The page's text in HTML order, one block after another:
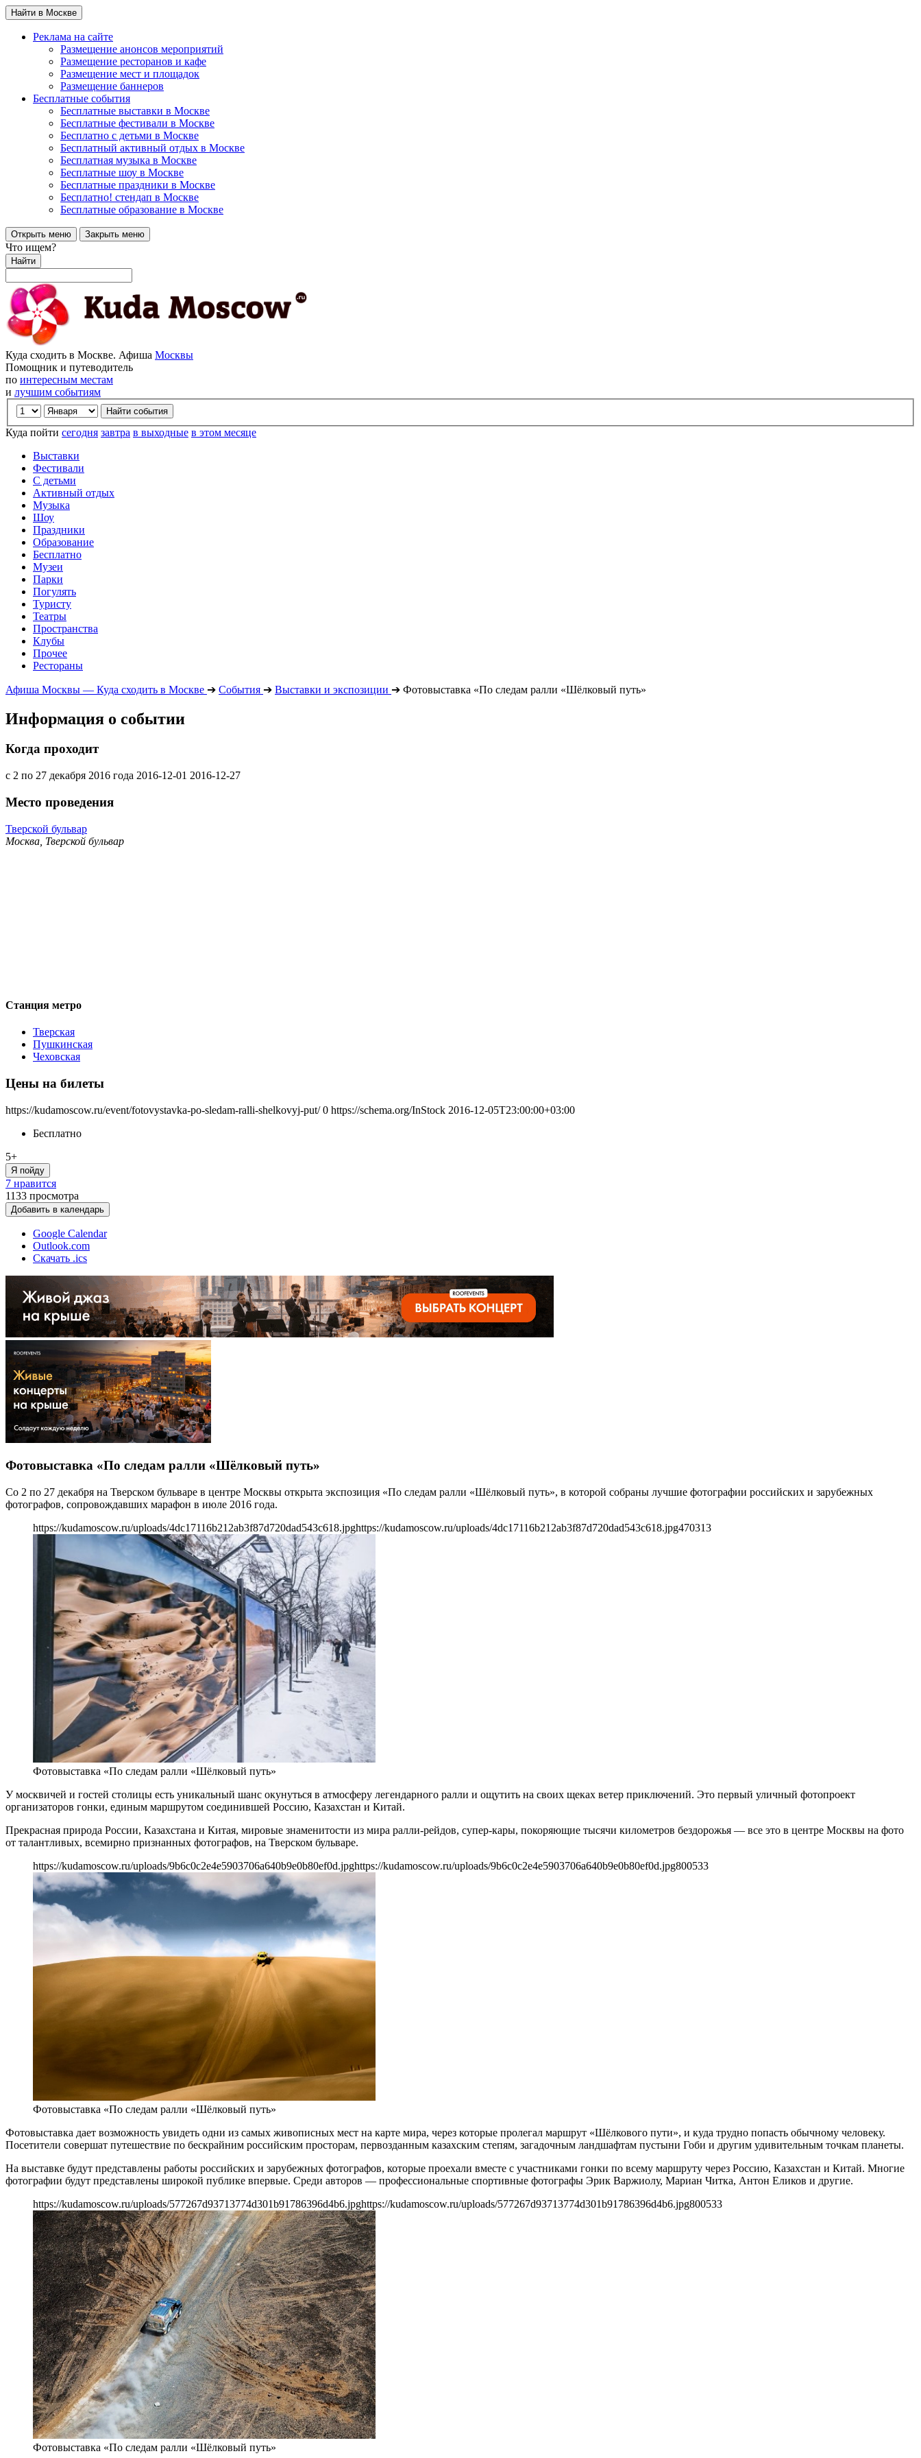
Найти в Москве
Реклама на сайте
Размещение анонсов мероприятий
Размещение ресторанов и кафе
Размещение мест и площадок
Размещение баннеров
Бесплатные события
Бесплатные выставки в Москве
Бесплатные фестивали в Москве
Бесплатно с детьми в Москве
Бесплатный активный отдых в Москве
Бесплатная музыка в Москве
Бесплатные шоу в Москве
Бесплатные праздники в Москве
Бесплатно! стендап в Москве
Бесплатные образование в Москве
Открыть меню Закрыть меню
Что ищем?
Найти
Куда сходить в Москве. Афиша Москвы
Помощник и путеводитель
по интересным местам
и лучшим событиям
Куда пойти сегодня завтра в выходные в этом месяце
Выставки
Фестивали
С детьми
Активный отдых
Музыка
Шоу
Праздники
Образование
Бесплатно
Музеи
Парки
Погулять
Туристу
Театры
Пространства
Клубы
Прочее
Рестораны
Афиша Москвы — Куда сходить в Москве ➔ События ➔ Выставки и экспозиции ➔ Фотовыставка «По следам ралли «Шёлковый путь»
Информация о событии
Когда проходит
с 2 по 27 декабря 2016 года 2016-12-01 2016-12-27
Место проведения
Тверской бульвар
Москва, Тверской бульвар
Станция метро
Тверская
Пушкинская
Чеховская
Цены на билеты
https://kudamoscow.ru/event/fotovystavka-po-sledam-ralli-shelkovyj-put/ 0 https://schema.org/InStock 2016-12-05T23:00:00+03:00
Бесплатно
5+
Я пойду
7 нравится
1133 просмотра
Добавить в календарь
Google Calendar
Outlook.com
Скачать .ics
Фотовыставка «По следам ралли «Шёлковый путь»
Со 2 по 27 декабря на Тверском бульваре в центре Москвы открыта экспозиция «По следам ралли «Шёлковый путь», в которой собраны лучшие фотографии российских и зарубежных
фотографов, сопровождавших марафон в июле 2016 года.
https://kudamoscow.ru/uploads/4dc17116b212ab3f87d720dad543c618.jpghttps://kudamoscow.ru/uploads/4dc17116b212ab3f87d720dad543c618.jpg470313
Фотовыставка «По следам ралли «Шёлковый путь»
У москвичей и гостей столицы есть уникальный шанс окунуться в атмосферу легендарного ралли и ощутить на своих щеках ветер приключений. Это первый уличный фотопроект
организаторов гонки, единым маршрутом соединившей Россию, Казахстан и Китай.
Прекрасная природа России, Казахстана и Китая, мировые знаменитости из мира ралли-рейдов, супер-кары, покоряющие тысячи километров бездорожья — все это в центре Москвы на фото
от талантливых, всемирно признанных фотографов, на Тверском бульваре.
https://kudamoscow.ru/uploads/9b6c0c2e4e5903706a640b9e0b80ef0d.jpghttps://kudamoscow.ru/uploads/9b6c0c2e4e5903706a640b9e0b80ef0d.jpg800533
Фотовыставка «По следам ралли «Шёлковый путь»
Фотовыставка дает возможность увидеть одни из самых живописных мест на карте мира, через которые пролегал маршрут «Шёлкового пути», и куда трудно попасть обычному человеку.
Посетители совершат путешествие по бескрайним российским просторам, первозданным казахским степям, загадочным ландшафтам пустыни Гоби и другим удивительным точкам планеты.
На выставке будут представлены работы российских и зарубежных фотографов, которые проехали вместе с участниками гонки по всему маршруту через Россию, Казахстан и Китай. Многие
фотографии будут представлены широкой публике впервые. Среди авторов — профессиональные спортивные фотографы Эрик Варжиолу, Мариан Читка, Антон Еликов и другие.
https://kudamoscow.ru/uploads/577267d93713774d301b91786396d4b6.jpghttps://kudamoscow.ru/uploads/577267d93713774d301b91786396d4b6.jpg800533
Фотовыставка «По следам ралли «Шёлковый путь»